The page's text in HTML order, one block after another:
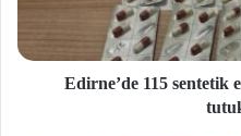
Edirne’de 115 sentetik